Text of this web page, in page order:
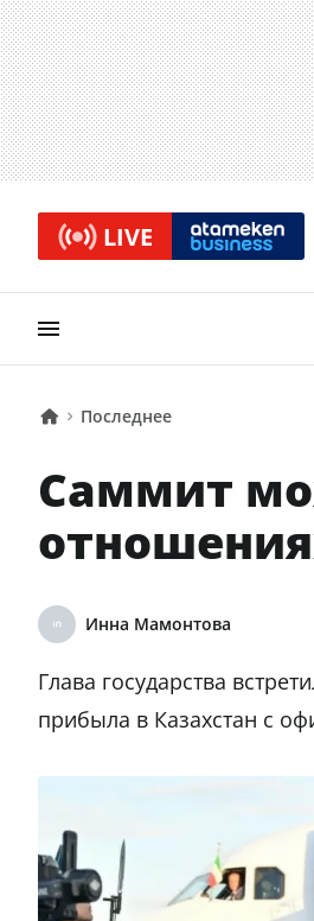
LIVE
Последнее
Саммит
Инна Мамонтова
Глава государства
прибыла в Казахстан с